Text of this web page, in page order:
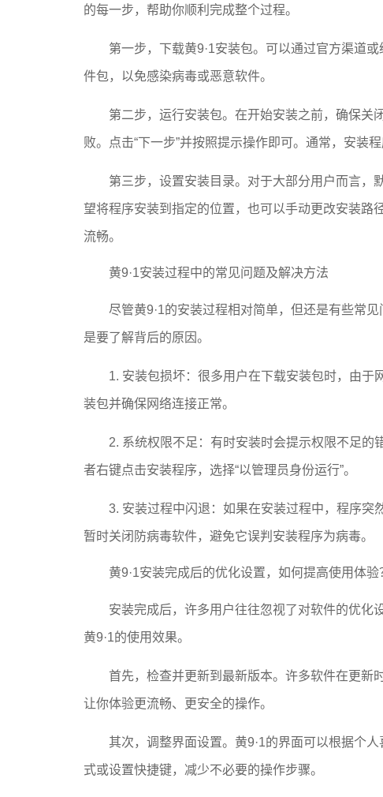
的每一步，帮助你顺利完成整个过程。
第一步，下载黄9·1安装包。可以通过官方渠道
件包，以免感染病毒或恶意软件。
第二步，运行安装包。在开始安装之前，确保关
败。点击“下一步”并按照提示操作即可。通常，安装
第三步，设置安装目录。对于大部分用户而言，
望将程序安装到指定的位置，也可以手动更改安装路
流畅。
黄9·1安装过程中的常见问题及解决方法
尽管黄9·1的安装过程相对简单，但还是有些常
是要了解背后的原因。
1. 安装包损坏：很多用户在下载安装包时，由
装包并确保网络连接正常。
2. 系统权限不足：有时安装时会提示权限不足
者右键点击安装程序，选择“以管理员身份运行”。
3. 安装过程中闪退：如果在安装过程中，程序
暂时关闭防病毒软件，避免它误判安装程序为病毒。
黄9·1安装完成后的优化设置，如何提高使用体验
安装完成后，许多用户往往忽视了对软件的优化
黄9·1的使用效果。
首先，检查并更新到最新版本。许多软件在更新
让你体验更流畅、更安全的操作。
其次，调整界面设置。黄9·1的界面可以根据个
式或设置快捷键，减少不必要的操作步骤。